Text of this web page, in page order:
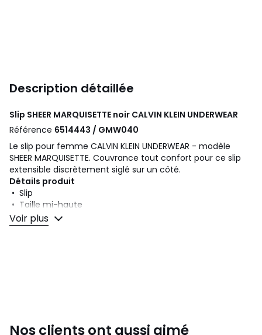
Description détaillée
Slip SHEER MARQUISETTE noir CALVIN KLEIN UNDERWEAR
Référence 6514443 / GMW040
Le slip pour femme CALVIN KLEIN UNDERWEAR - modèle
SHEER MARQUISETTE. Couvrance tout confort pour ce slip
extensible discrètement siglé sur un côté.
Détails produit
• Slip
• Taille mi-haute
Composition et Entretien
Voir plus
Nos clients ont aussi aimé